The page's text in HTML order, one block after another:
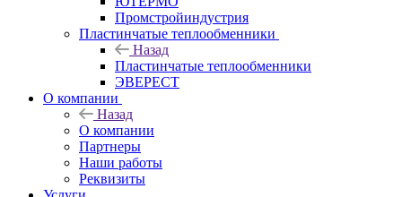
Промстройиндустрия
Пластинчатые теплообменники
Назад
Пластинчатые теплообменники
ЭВЕРЕСТ
О компании
Назад
О компании
Партнеры
Наши работы
Реквизиты